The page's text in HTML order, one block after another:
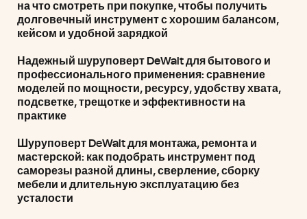
на что смотреть при покупке, чтобы получить
долговечный инструмент с хорошим балансом,
кейсом и удобной зарядкой
Надежный шуруповерт DeWalt для бытового и
профессионального применения: сравнение
моделей по мощности, ресурсу, удобству хвата,
подсветке, трещотке и эффективности на
практике
Шуруповерт DeWalt для монтажа, ремонта и
мастерской: как подобрать инструмент под
саморезы разной длины, сверление, сборку
мебели и длительную эксплуатацию без
усталости